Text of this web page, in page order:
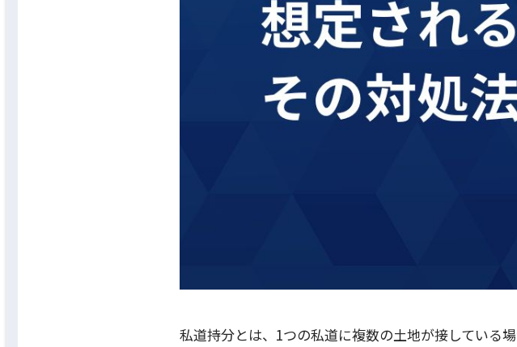
私道持分とは、1つの私道に複数の土地が接している